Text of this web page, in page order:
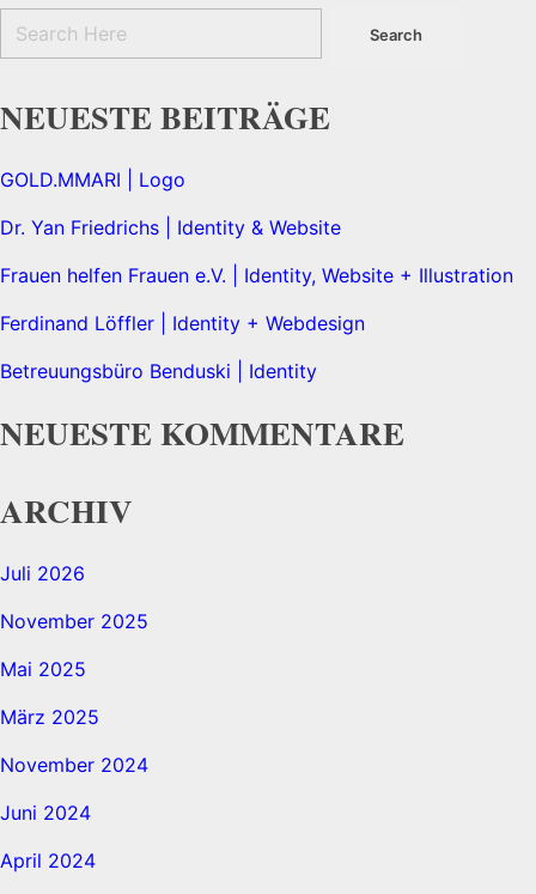
NEUESTE BEITRÄGE
GOLD.MMARI | Logo
Dr. Yan Friedrichs | Identity & Website
Frauen helfen Frauen e.V. | Identity, Website + Illustration
Ferdinand Löffler | Identity + Webdesign
Betreuungsbüro Benduski | Identity
NEUESTE KOMMENTARE
ARCHIV
Juli 2026
November 2025
Mai 2025
März 2025
November 2024
Juni 2024
April 2024